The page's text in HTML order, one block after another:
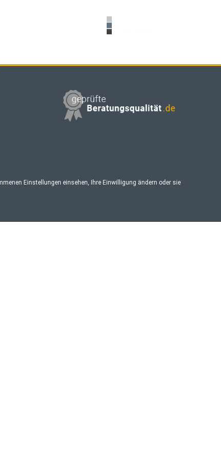
Einstellungen einsehen, Ihre Einwilligung ändern oder sie